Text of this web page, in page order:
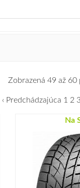
Zobrazená 49 až
‹ Predchádzajúca 1 2
Na